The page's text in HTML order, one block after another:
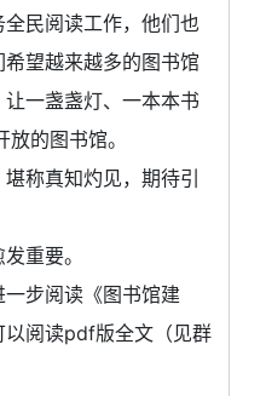
民阅读工作，他们也
望越来越多的图书馆
一盏盏灯、一本本书
的图书馆。
称真知灼见，期待引
重要。
步阅读《图书馆建
阅读pdf版全文（见群